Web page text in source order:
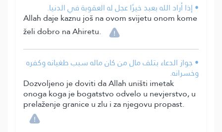
• إذا أراد الله بعبد خيرًا عجل له العقوبة في الدنيا.
Allah daje kaznu još na ovom svijetu onom kome
želi dobro na Ahiretu.
• جواز الدعاء بتلف مال من كان ماله سبب طغيانه وكفره
وخسرانه.
Dozvoljeno je doviti da Allah uništi imetak
onoga koga je bogatstvo odvelo u nevjerstvo, u
prelaženje granice u zlu i za njegovu propast.